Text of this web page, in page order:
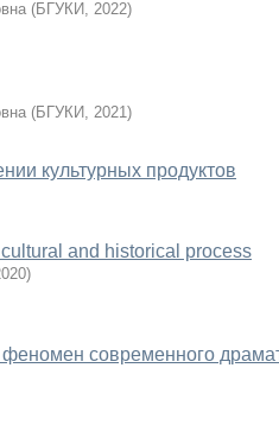
(БГУКИ, 2022)
(БГУКИ, 2021)
культурных продуктов
and historical process
)
феномен современного